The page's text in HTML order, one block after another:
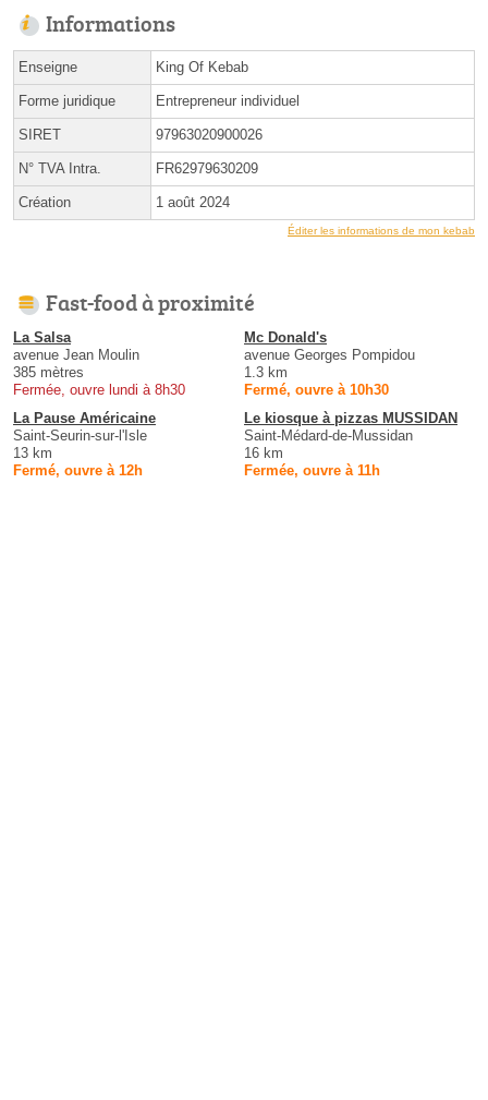
Informations
Enseigne King Of Kebab
Forme juridique Entrepreneur individuel
SIRET 97963020900026
N° TVA Intra. FR62979630209
Création 1 août 2024
Éditer les informations de mon kebab
Fast-food à proximité
La Salsa
avenue Jean Moulin
385 mètres
Fermée, ouvre lundi à 8h30
Mc Donald's
avenue Georges Pompidou
1.3 km
Fermé, ouvre à 10h30
La Pause Américaine
Saint-Seurin-sur-l'Isle
13 km
Fermé, ouvre à 12h
Le kiosque à pizzas MUSSIDAN
Saint-Médard-de-Mussidan
16 km
Fermée, ouvre à 11h